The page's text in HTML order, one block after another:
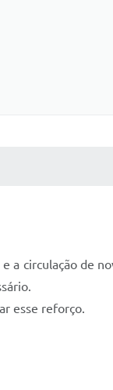
a circulação de
esse reforço.